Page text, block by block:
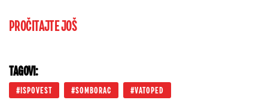
PROČITAJTE JOŠ
TAGOVI:
ISPOVEST SOMBORAC VATOPED